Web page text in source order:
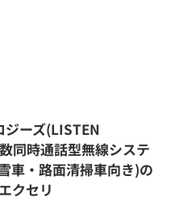
ジーズ(LISTEN
同時通話型無線システ
車・路面清掃車向き)の
クセリ